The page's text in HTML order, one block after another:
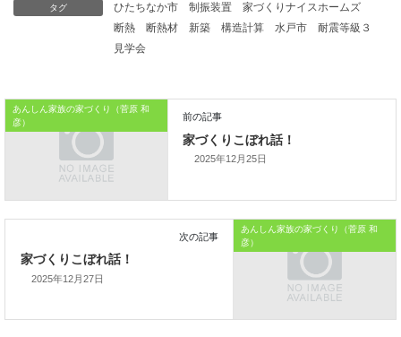
地震などにも有利に働くはずです。
おうちのはなしからでした
では、では。
家づくりを通じて、
タグ
ひたちなか市 制振装置
家づくりナイスホームズ
断熱
断熱材 新築 構造計算 水戸市
耐震等級３
見学会
あんしん家族の家づくり（菅原 和
彦）
2025年12月25日
あんしん家族の家づくり（菅原 和
彦）
2025年12月27日